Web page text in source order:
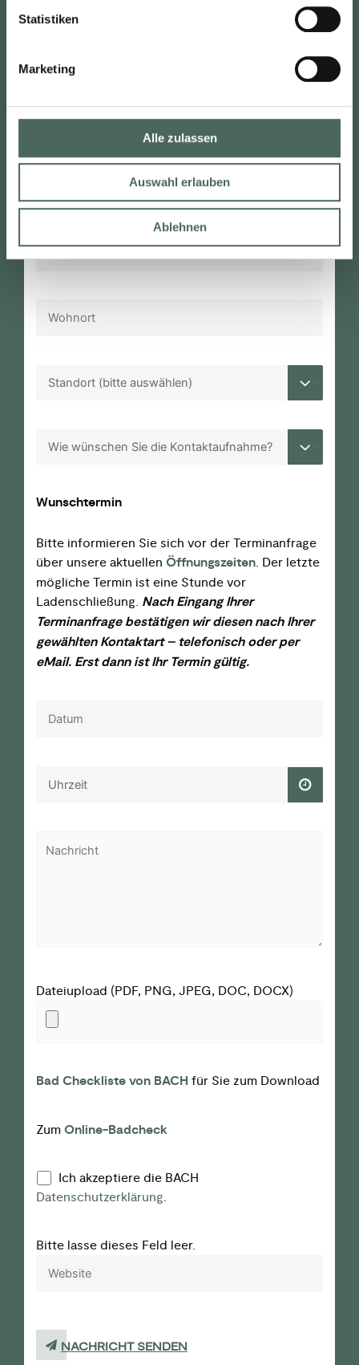
Statistiken
Marketing
Alle zulassen
Auswahl erlauben
Ablehnen
Wunschtermin
Bitte informieren Sie sich vor der Terminanfrage
über unsere aktuellen Öffnungszeiten. Der letzte
mögliche Termin ist eine Stunde vor
Ladenschließung. Nach Eingang Ihrer
Terminanfrage bestätigen wir diesen nach Ihrer
gewählten Kontaktart – telefonisch oder per
eMail. Erst dann ist Ihr Termin gültig.
Dateiupload (PDF, PNG, JPEG, DOC, DOCX)
Bad Checkliste von BACH für Sie zum Download
Zum Online-Badcheck
Ich akzeptiere die BACH
Datenschutzerklärung.
Bitte lasse dieses Feld leer.
NACHRICHT SENDEN